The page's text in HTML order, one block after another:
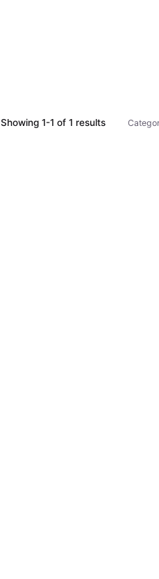
Showing 1-1 of 1 results